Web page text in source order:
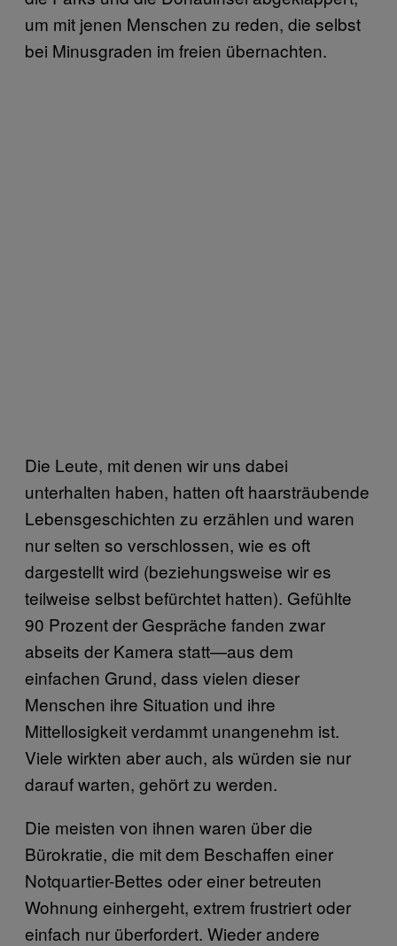
um mit jenen Menschen zu reden, die selbst
bei Minusgraden im freien übernachten.
Die Leute, mit denen wir uns dabei
unterhalten haben, hatten oft haarsträubende
Lebensgeschichten zu erzählen und waren
nur selten so verschlossen, wie es oft
dargestellt wird (beziehungsweise wir es
teilweise selbst befürchtet hatten). Gefühlte
90 Prozent der Gespräche fanden zwar
abseits der Kamera statt—aus dem
einfachen Grund, dass vielen dieser
Menschen ihre Situation und ihre
Mittellosigkeit verdammt unangenehm ist.
Viele wirkten aber auch, als würden sie nur
darauf warten, gehört zu werden.
Die meisten von ihnen waren über die
Bürokratie, die mit dem Beschaffen einer
Notquartier-Bettes oder einer betreuten
Wohnung einhergeht, extrem frustriert oder
einfach nur überfordert. Wieder andere